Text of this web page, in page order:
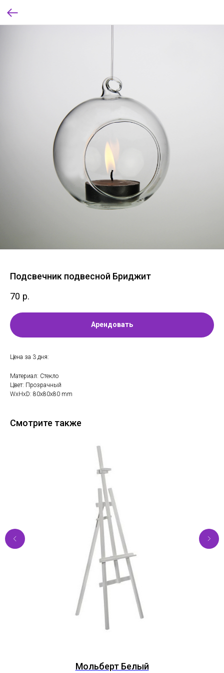
Подсвечник подвесной Бриджит
70 р.
Арендовать
Цена за 3 дня:
Материал: Стекло
Цвет: Прозрачный
WxHxD: 80x80x80 mm
Смотрите также
Мольберт Белый